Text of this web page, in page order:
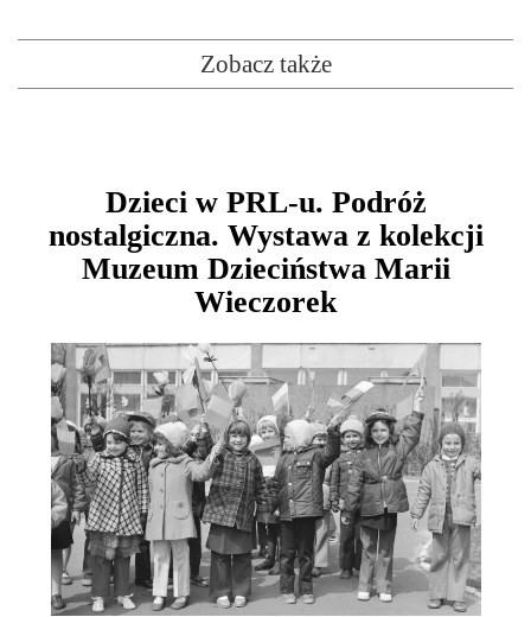
Zobacz także
Dzieci w PRL-u. Podróż
nostalgiczna. Wystawa z kolekcji
Muzeum Dzieciństwa Marii
Wieczorek